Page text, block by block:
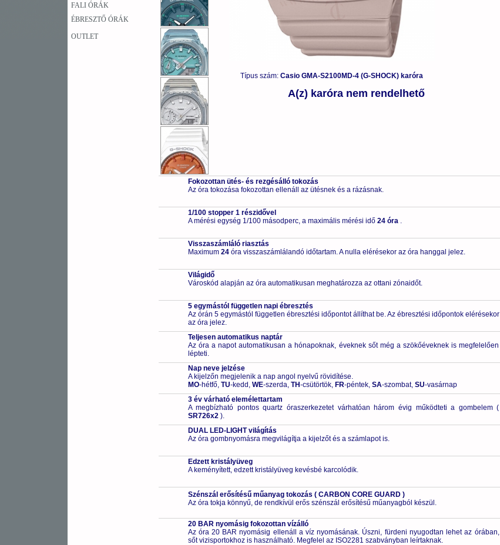
FALI ÓRÁK
ÉBRESZTŐ ÓRÁK
OUTLET
Típus szám: Casio GMA-S2100MD-4 (G-SHOCK) karóra
A(z) karóra nem rendelhető
Fokozottan ütés- és rezgésálló tokozás
Az óra tokozása fokozottan ellenáll az ütésnek és a rázásnak.
1/100 stopper 1 részidővel
A mérési egység 1/100 másodperc, a maximális mérési idő 24 óra .
Visszaszámláló riasztás
Maximum 24óra visszaszámlálandó időtartam. A nulla elérésekor az óra hanggal jelez.
Világidő
Városkód alapján az óra automatikusan meghatározza az ottani zónaidőt.
5 egymástól független napi ébresztés
Az órán 5 egymástól független ébresztési időpontot állíthat be. Az ébresztési időpontok elérésekor
az óra jelez.
Teljesen automatikus naptár
Az óra a napot automatikusan a hónapoknak, éveknek sőt még a szökőéveknek is megfelelően
lépteti.
Nap neve jelzése
A kijelzőn megjelenik a nap angol nyelvű rövidítése.
MO-hétfő, TU-kedd, WE-szerda, TH-csütörtök, FR-péntek, SA-szombat, SU-vasárnap
3 év várható elemélettartam
A megbízható pontos quartz óraszerkezetet várhatóan három évig működteti a gombelem (
SR726x2).
DUAL LED-LIGHT világítás
Az óra gombnyomásra megvilágítja a kijelzőt és a számlapot is.
Edzett kristályüveg
A keményített, edzett kristályüveg kevésbé karcolódik.
Szénszál erősítésű műanyag tokozás ( CARBON CORE GUARD )
Az óra tokja könnyű, de rendkívül erős szénszál erősítésű műanyagból készül.
20 BAR nyomásig fokozottan vízálló
Az óra 20 BAR nyomásig ellenáll a víz nyomásának. Úszni, fürdeni nyugodtan lehet az órában,
sőt vizisportokhoz is használható. Megfelel az ISO2281 szabványban leírtaknak.